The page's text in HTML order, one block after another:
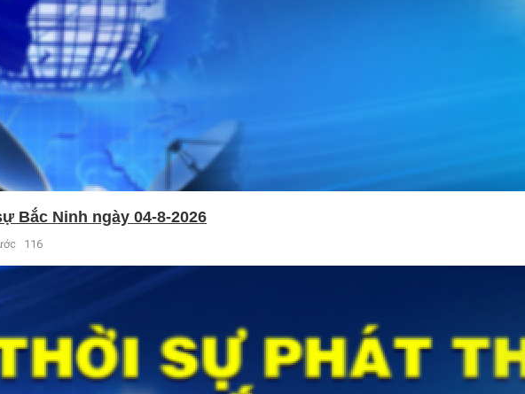
Bắc Ninh ngày 04-8-2026
116